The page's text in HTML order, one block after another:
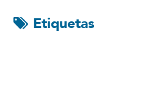
Etiquetas